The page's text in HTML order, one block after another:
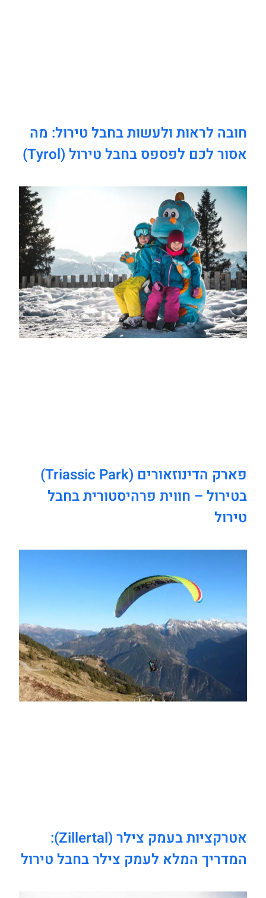
חובה לראות ולעשות בחבל טירול: מה
אסור לכם לפספס בחבל טירול (Tyrol)
פארק הדינוזאורים (Triassic Park)
בטירול – חווית פרהיסטורית בחבל
טירול
אטרקציות בעמק צילר (Zillertal):
המדריך המלא לעמק צילר בחבל טירול